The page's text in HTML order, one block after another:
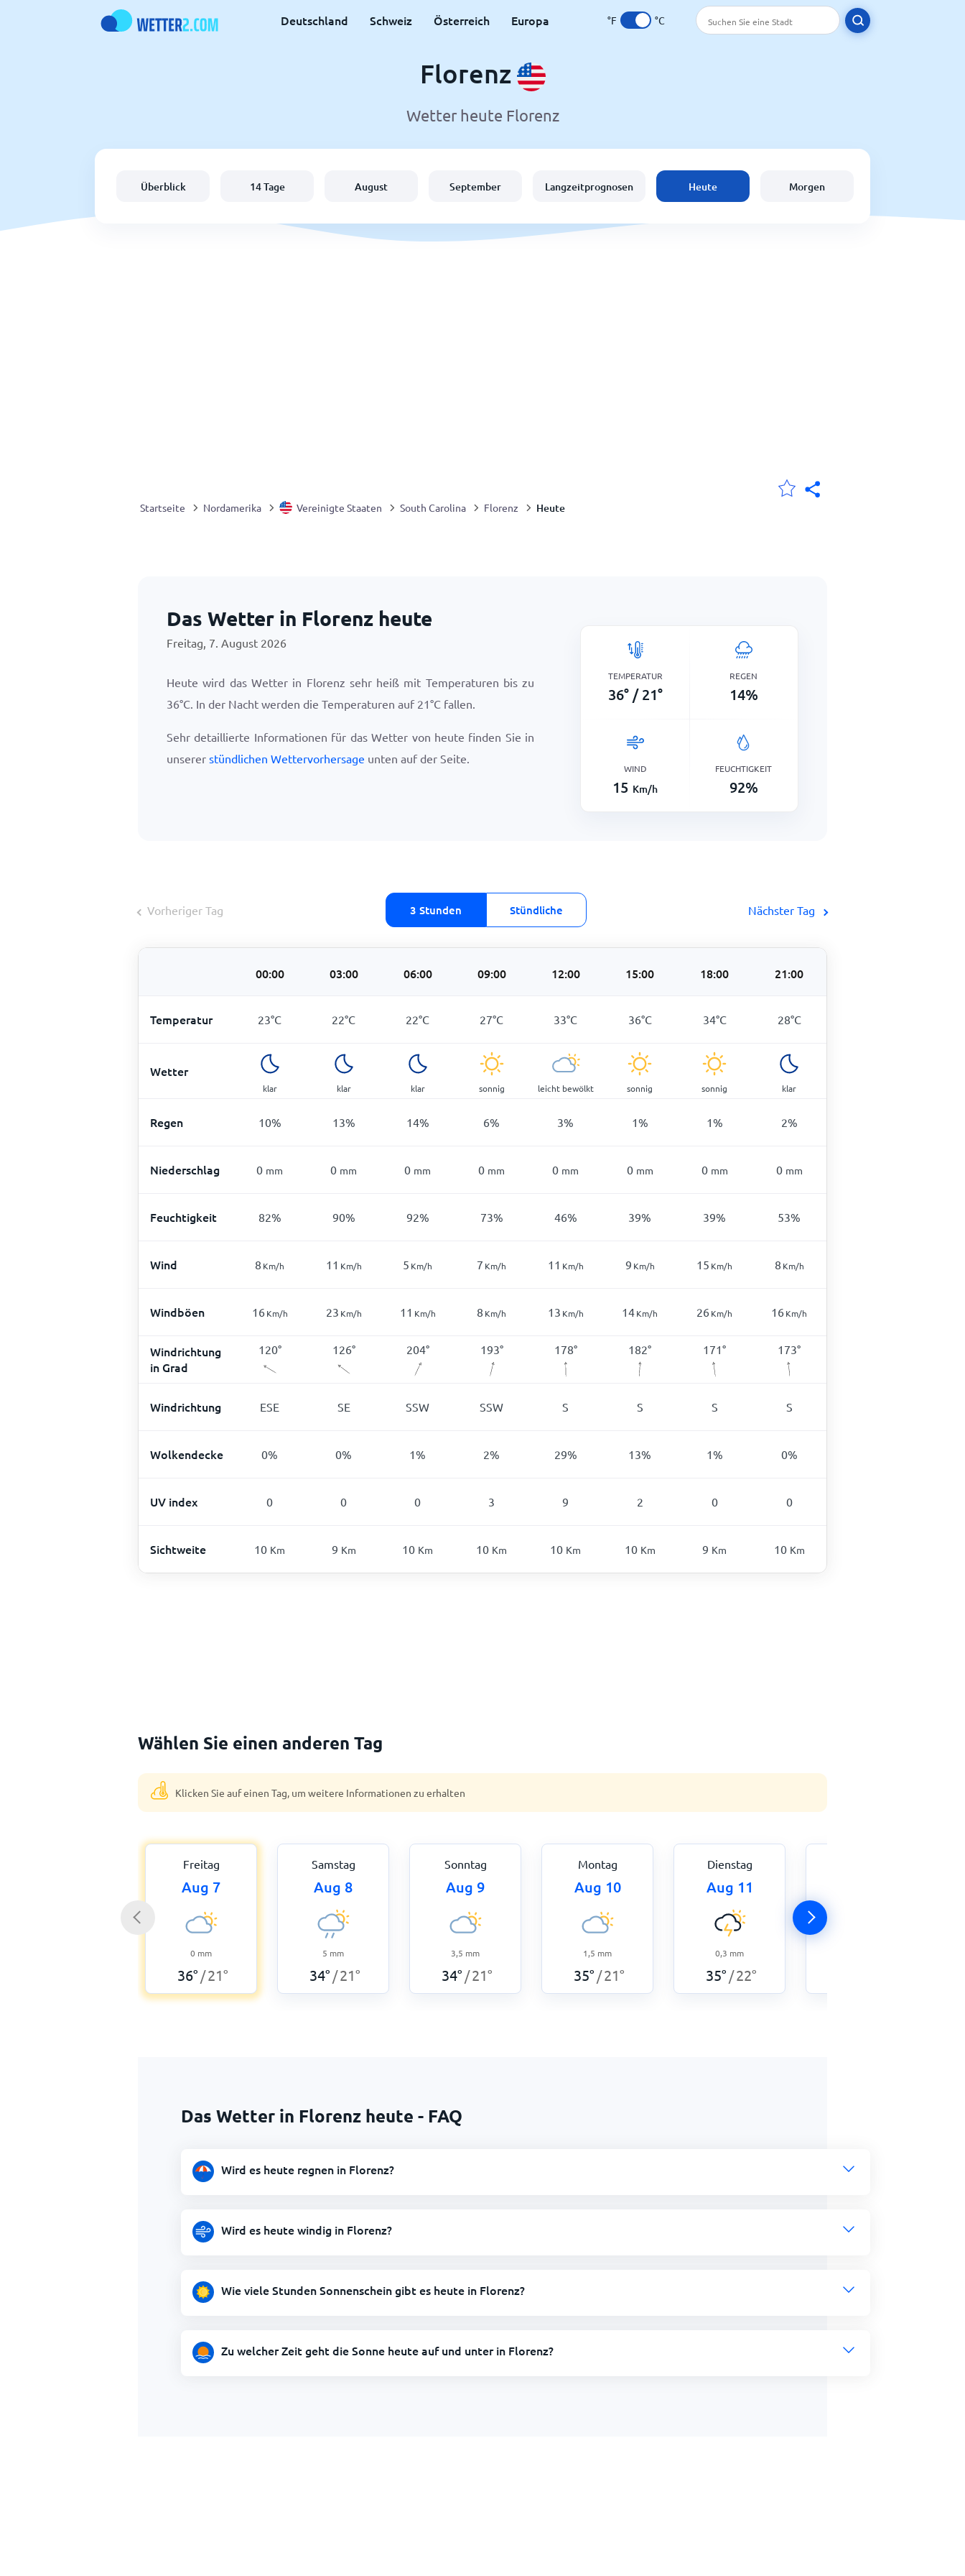
Deutschland Schweiz Österreich Europa °F °C
Florenz
Wetter heute Florenz
Überblick 14 Tage August September Langzeitprognosen Heute Morgen
Startseite Nordamerika Vereinigte Staaten South Carolina Florenz Heute
Das Wetter in Florenz heute
Freitag, 7. August 2026
Heute wird das Wetter in Florenz sehr heiß mit Temperaturen bis zu
36°C. In der Nacht werden die Temperaturen auf 21°C fallen.
Sehr detaillierte Informationen für das Wetter von heute finden Sie in
unserer stündlichen Wettervorhersage unten auf der Seite.
TEMPERATUR
36° / 21°
REGEN
14%
WIND
15 Km/h
FEUCHTIGKEIT
92%
Vorheriger Tag 3 Stunden Stündliche Nächster Tag
00:00 03:00 06:00 09:00 12:00 15:00 18:00 21:00
Temperatur 23°C 22°C 22°C 27°C 33°C 36°C 34°C 28°C
Wetter
klar klar klar sonnig leicht bewölkt sonnig sonnig klar
Regen 10% 13% 14% 6% 3% 1% 1% 2%
Niederschlag 0 mm 0 mm 0 mm 0 mm 0 mm 0 mm 0 mm 0 mm
Feuchtigkeit 82% 90% 92% 73% 46% 39% 39% 53%
Wind 8 Km/h 11 Km/h 5 Km/h 7 Km/h 11 Km/h 9 Km/h 15 Km/h 8 Km/h
Windböen 16 Km/h 23 Km/h 11 Km/h 8 Km/h 13 Km/h 14Km/h 26Km/h 16Km/h
Windrichtung
in Grad
120° 126° 204° 193° 178° 182° 171° 173°
Windrichtung ESE SE SSW SSW S S S S
Wolkendecke 0% 0% 1% 2% 29% 13% 1% 0%
UV index 0 0 0 3 9 2 0 0
Sichtweite 10 Km 9 Km 10 Km 10 Km 10 Km 10 Km 9 Km 10 Km
Wählen Sie einen anderen Tag
Klicken Sie auf einen Tag, um weitere Informationen zu erhalten
Freitag
Aug 7
0 mm
36° /21°
Samstag
Aug 8
5 mm
34° /21°
Sonntag
Aug 9
3,5 mm
34° /21°
Montag
Aug 10
1,5 mm
35° /21°
Dienstag
Aug 11
0,3 mm
35° /22°
Das Wetter in Florenz heute - FAQ
Wird es heute regnen in Florenz?
Wird es heute windig in Florenz?
Wie viele Stunden Sonnenschein gibt es heute in Florenz?
Zu welcher Zeit geht die Sonne heute auf und unter in Florenz?